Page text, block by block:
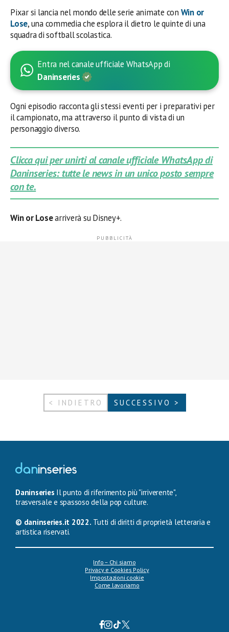
Pixar si lancia nel mondo delle serie animate con Win or
Lose, una commedia che esplora il dietro le quinte di una
squadra di softball scolastica.
Entra nel canale ufficiale WhatsApp di
Daninseries
Ogni episodio racconta gli stessi eventi per i preparativi per
il campionato, ma attraverso il punto di vista di un
personaggio diverso.
Clicca qui per unirti al canale ufficiale WhatsApp di
Daninseries: tutte le news in un unico posto sempre
con te.
Win or Losearriverà su Disney+.
< INDIETRO SUCCESSIVO >
Daninseries Il punto di riferimento più "irriverente",
trasversale e spassoso della pop culture.
© daninseries.it 2022. Tutti di diritti di proprietà letteraria e
artistica riservati.
Info – Chi siamo
Privacy e Cookies Policy
Impostazioni cookie
Come lavoriamo